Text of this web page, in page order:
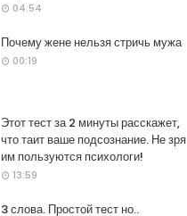
04:54
Почему жене нельзя стричь мужа
00:19
Этот тест за 2 минуты расскажет,
что таит ваше подсознание. Не зря
им пользуются психологи!
13:59
3 слова. Простой тест но..